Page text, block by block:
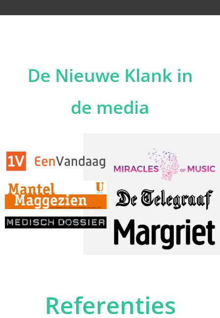
De Nieuwe Klank in
de media
Referenties